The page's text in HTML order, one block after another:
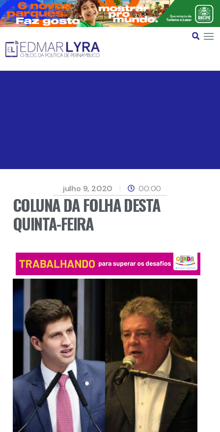
julho 9, 2020 00:00
COLUNA DA FOLHA DESTA
QUINTA-FEIRA